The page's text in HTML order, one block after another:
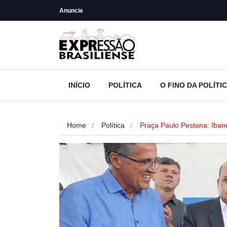
Anuncie
INÍCIO POLÍTICA O FINO DA
Home Política Praça Paulo Pestana: